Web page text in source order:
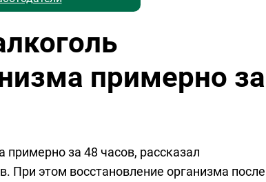
примерно за
за 48 часов, рассказал
При этом восстановление организма после